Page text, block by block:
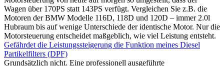
Wagen über 170PS statt 143PS verfügt. Vergleichen Sie z.B. die
Motoren der BMW Modelle 116D, 118D und 120D – immer 2.0l
Hubraum bis auf wenige Unterschiede der identische Motor. Nur die
Motorsteuerung entscheidet maßgeblich, wie viel Leistung entsteht.
Gefährdet die Leistungssteigerung die Funktion meines Diesel
Partikelfilters (DPF)
Grundsätzlich nicht. Eine professionell ausgeführte